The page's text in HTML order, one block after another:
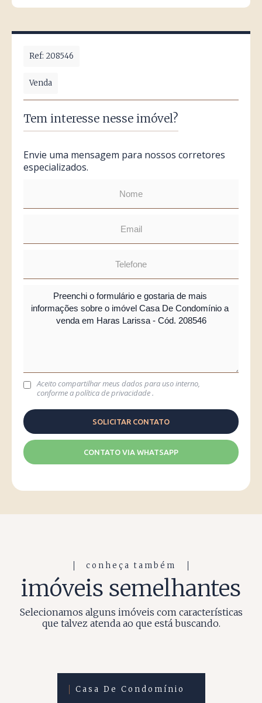
Ref: 208546
Venda
Tem interesse nesse imóvel?
Envie uma mensagem para nossos corretores
especializados.
Aceito compartilhar meus dados para uso interno,
conforme apolítica de privacidade.
CONTATO VIA WHATSAPP
conheça também
imóveis semelhantes
Selecionamos alguns imóveis com características
que talvez atenda ao que está buscando.
Casa De Condomínio